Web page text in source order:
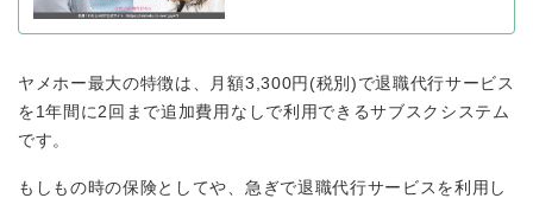
ヤメホー最大の特徴は、月額3,300円(税別)で退職代行サービス
を1年間に2回まで追加費用なしで利用できるサブスクシステム
です。
もしもの時の保険としてや、急ぎで退職代行サービスを利用し